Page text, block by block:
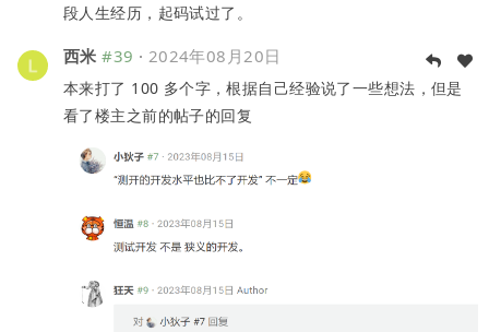
段人生经历，起码试过了。
西米 #39 · 2024年08月20日
本来打了 100 多个字，根据自己经验说了一些想法，但是
看了楼主之前的帖子的回复